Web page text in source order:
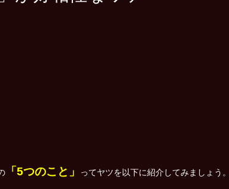
「5つのこと」 ってヤツを以下に紹介してみましょう